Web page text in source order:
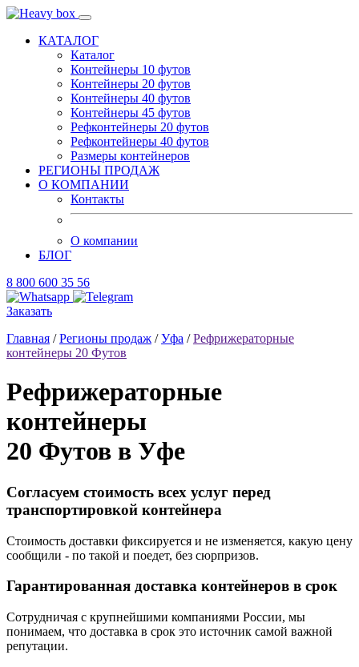
КАТАЛОГ
Каталог
Контейнеры 10 футов
Контейнеры 20 футов
Контейнеры 40 футов
Контейнеры 45 футов
Рефконтейнеры 20 футов
Рефконтейнеры 40 футов
Размеры контейнеров
РЕГИОНЫ ПРОДАЖ
О КОМПАНИИ
Контакты
О компании
БЛОГ
8 800 600 35 56
Заказать
Главная /Регионы продаж /Уфа /Рефрижераторные
контейнеры 20 Футов
Рефрижераторные
контейнеры
20 Футов в Уфе
Согласуем стоимость всех услуг перед
транспортировкой контейнера
Стоимость доставки фиксируется и не изменяется, какую цену
сообщили - по такой и поедет, без сюрпризов.
Гарантированная доставка контейнеров в срок
Сотрудничая с крупнейшими компаниями России, мы
понимаем, что доставка в срок это источник самой важной
репутации.